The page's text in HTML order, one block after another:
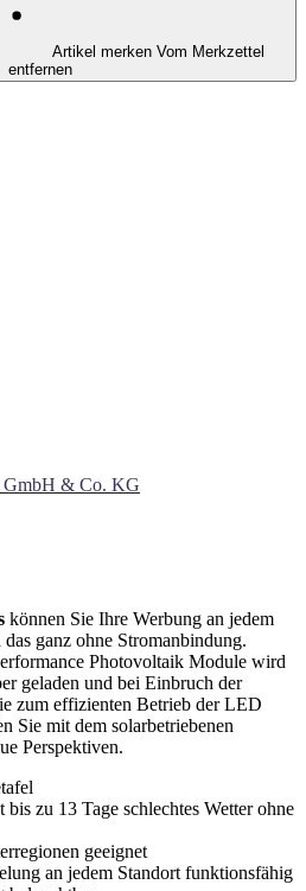
Artikel merken Vom Merkzettel
entfernen
GmbH & Co. KG
können Sie Ihre Werbung an jedem
ganz ohne Stromanbindung.
Photovoltaik Module wird
geladen und bei Einbruch der
zum effizienten Betrieb der LED
Sie mit dem solarbetriebenen
Perspektiven.
zu 13 Tage schlechtes Wetter ohne
geeignet
an jedem Standort funktionsfähig